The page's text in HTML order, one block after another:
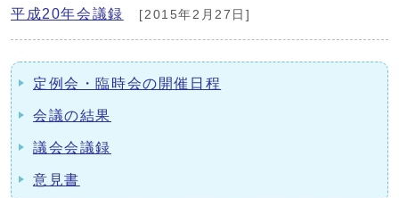
平成20年会議録 [2015年2月27日]
定例会・臨時会の開催日程
会議の結果
議会会議録
意見書